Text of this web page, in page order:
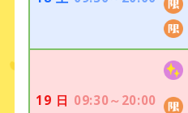
19 日 09:30～20:00